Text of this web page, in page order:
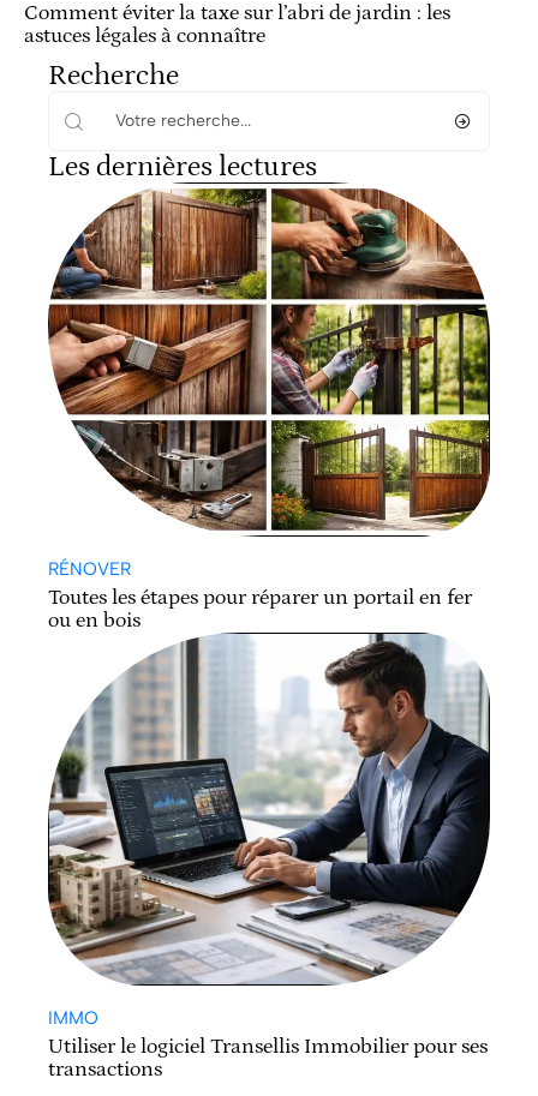
Comment éviter la taxe sur l’abri de jardin : les
astuces légales à connaître
Recherche
Les dernières lectures
RÉNOVER
Toutes les étapes pour réparer un portail en fer
ou en bois
IMMO
Utiliser le logiciel Transellis Immobilier pour ses
transactions